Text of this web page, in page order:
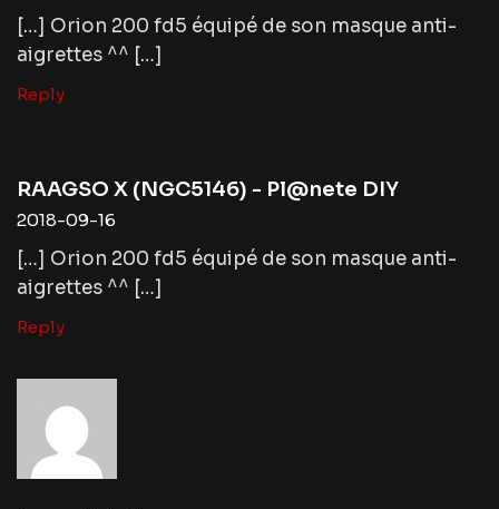
[…] Orion 200 fd5 équipé de son masque anti-
aigrettes ^^ […]
Reply
RAAGSO X (NGC5146) - Pl@nete DIY
2018-09-16
[…] Orion 200 fd5 équipé de son masque anti-
aigrettes ^^ […]
Reply